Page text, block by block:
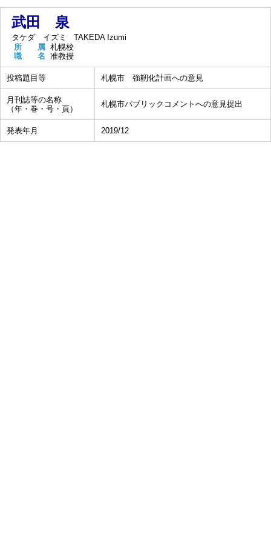
武田 泉
タケダ イズミ
TAKEDA Izumi
所 属 札幌校
職 名 准教授
投稿題目等 札幌市 強靭化計画への意見
月刊誌等の名称
（年・巻・号・頁）
札幌市パブリックコメントへの意見提出
発表年月 2019/12